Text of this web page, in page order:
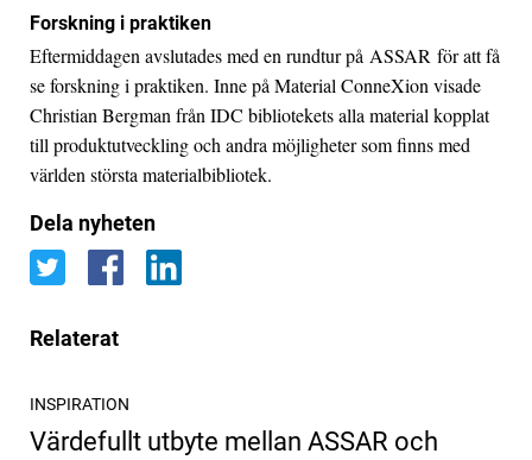
Forskning i praktiken
Eftermiddagen avslutades med en rundtur på ASSAR för att få
se forskning i praktiken. Inne på Material ConneXion visade
Christian Bergman från IDC bibliotekets alla material kopplat
till produktutveckling och andra möjligheter som finns med
världen största materialbibliotek.
Dela nyheten
Relaterat
INSPIRATION
Värdefullt utbyte mellan ASSAR och